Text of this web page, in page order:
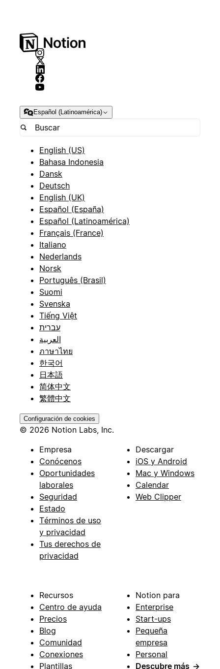
Español (Latinoamérica)
English (US)
Bahasa Indonesia
Dansk
Deutsch
English (UK)
Español (España)
Español (Latinoamérica)
Français (France)
Italiano
Nederlands
Norsk
Português (Brasil)
Suomi
Svenska
Tiếng Việt
עברית
العربية
ภาษาไทย
한국어
日本語
简体中文
繁體中文
Configuración de cookies
© 2026 Notion Labs, Inc.
Empresa
Conócenos
Oportunidades
laborales
Seguridad
Estado
Términos de uso
y privacidad
Tus derechos de
privacidad
Descargar
iOS y Android
Mac y Windows
Calendar
Web Clipper
Recursos
Centro de ayuda
Precios
Blog
Comunidad
Conexiones
Plantillas
Notion para
Enterprise
Start-ups
Pequeña
empresa
Personal
Descubre más →